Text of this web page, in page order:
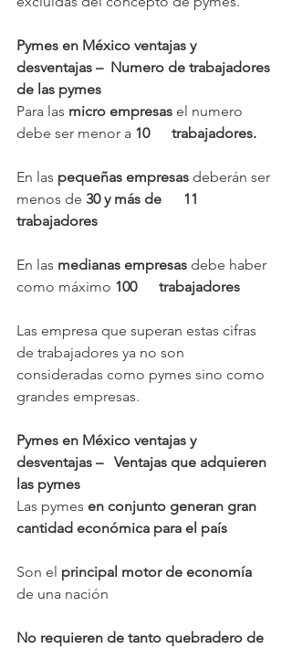
Pymes en México ventajas y
desventajas –  Numero de trabajadores
de las pymes
Para las micro empresas el numero
debe ser menor a 10      trabajadores.
En las pequeñas empresas deberán ser
menos de 30 y más de      11
trabajadores
En las medianas empresas debe haber
como máximo 100      trabajadores
Las empresa que superan estas cifras
de trabajadores ya no son
consideradas como pymes sino como
grandes empresas.
Pymes en México ventajas y
desventajas –   Ventajas que adquieren
las pymes
Las pymes en conjunto generan gran
cantidad económica para el país
Son el principal motor de economía
de una nación
No requieren de tanto quebradero de